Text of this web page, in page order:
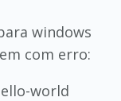
windows
com erro:
world